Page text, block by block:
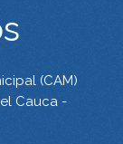
(CAM)
Cauca -